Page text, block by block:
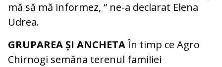
mă să mă informez, “ ne-a declarat Elena
Udrea.
GRUPAREA ȘI ANCHETAÎn timp ce Agro
Chirnogi semăna terenul familiei